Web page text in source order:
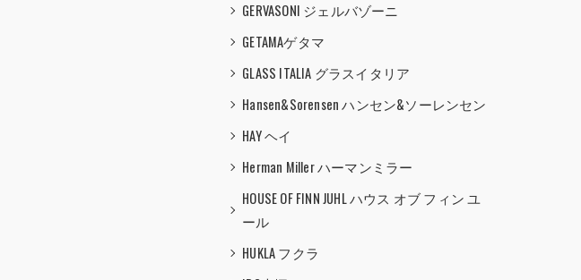
GERVASONI ジェルバゾーニ
GETAMAゲタマ
GLASS ITALIA グラスイタリア
Hansen&Sorensen ハンセン&ソーレンセン
HAY ヘイ
Herman Miller ハーマンミラー
HOUSE OF FINN JUHL ハウス オブ フィン ユ
ール
HUKLA フクラ